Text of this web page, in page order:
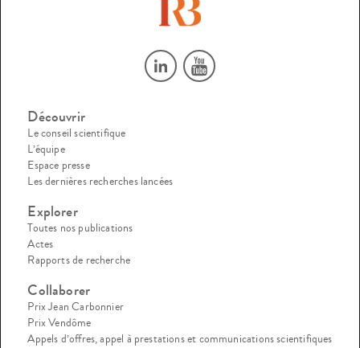
Découvrir
Le conseil scientifique
L’équipe
Espace presse
Les dernières recherches lancées
Explorer
Toutes nos publications
Actes
Rapports de recherche
Collaborer
Prix Jean Carbonnier
Prix Vendôme
Appels d’offres, appel à prestations et communications scientifiques